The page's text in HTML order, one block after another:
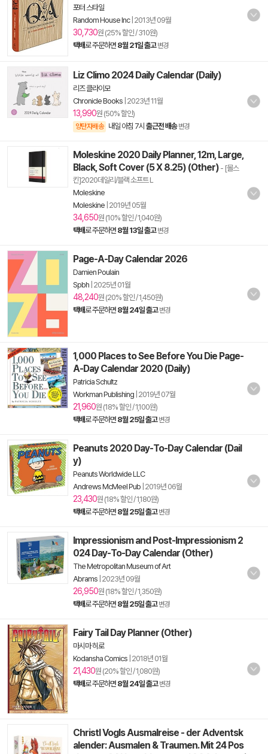
포터 스타일
Random House Inc| 2013년 09월
30,730원 (25% 할인 / 310원)
택배로 주문하면 8월 21일 출고 변경
Liz Climo 2024 Daily Calendar (Daily)
리즈 클라이모
Chronicle Books 2023년 11월
13,990원 (50% 할인)
양탄자배송 내일 아침 7시 출근전 배송 변경
Moleskine 2020 Daily Planner, 12m, Large,
Black, Soft Cover (5 X 8.25) (Other) - [몰스
킨]2020데일리/블랙 소프트 L
Moleskine
Moleskine 2019년 05월
34,650원 (10% 할인 / 1,040원)
택배로 주문하면 8월 13일 출고 변경
Page-A-Day Calendar 2026
Damien Poulain
Spbh 2025년 01월
48,240원 (20% 할인 / 1,450원)
택배로 주문하면 8월 24일 출고 변경
1,000 Places to See Before You Die Page-
A-Day Calendar 2020 (Daily)
Patricia Schultz
Workman Publishing 2019년 07월
21,960원 (18% 할인 / 1,100원)
택배로 주문하면 8월 25일 출고 변경
Peanuts 2020 Day-To-Day Calendar (Dail
y)
Peanuts Worldwide LLC
Andrews McMeel Pub 2019년 06월
23,430원 (18% 할인 / 1,180원)
택배로 주문하면 8월 25일 출고 변경
Impressionism and Post-Impressionism 2
024 Day-To-Day Calendar (Other)
The Metropolitan Museum of Art
Abrams 2023년 09월
26,950원 (18% 할인 / 1,350원)
택배로 주문하면 8월 25일 출고 변경
Fairy Tail Day Planner (Other)
마시마 히로
Kodansha Comics 2018년 01월
21,430원 (20% 할인 / 1,080원)
택배로 주문하면 8월 24일 출고 변경
Christl Vogls Ausmalreise - der Adventsk
alender: Ausmalen & Traumen. Mit 24 Pos